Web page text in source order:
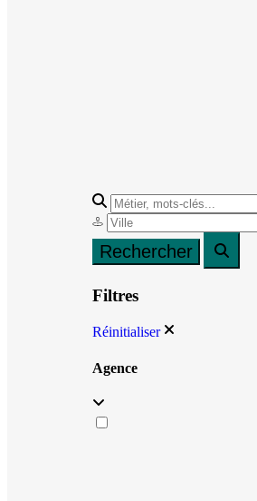
Filtres
Réinitialiser
Agence